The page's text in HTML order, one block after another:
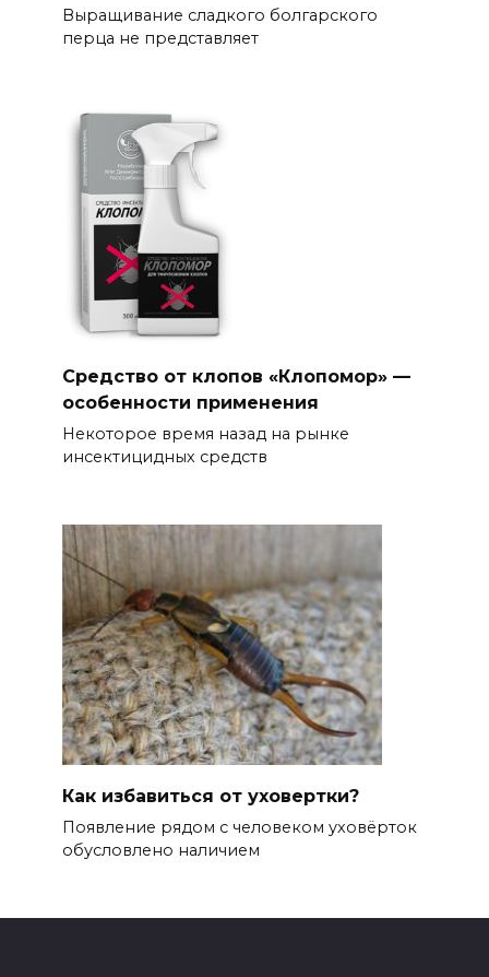
Выращивание сладкого болгарского
перца не представляет
Средство от клопов «Клопомор» —
особенности применения
Некоторое время назад на рынке
инсектицидных средств
Как избавиться от уховертки?
Появление рядом с человеком уховёрток
обусловлено наличием